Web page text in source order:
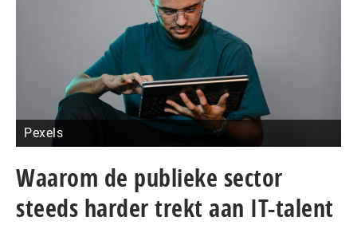
Pexels
Waarom de publieke sector
steeds harder trekt aan IT-talent